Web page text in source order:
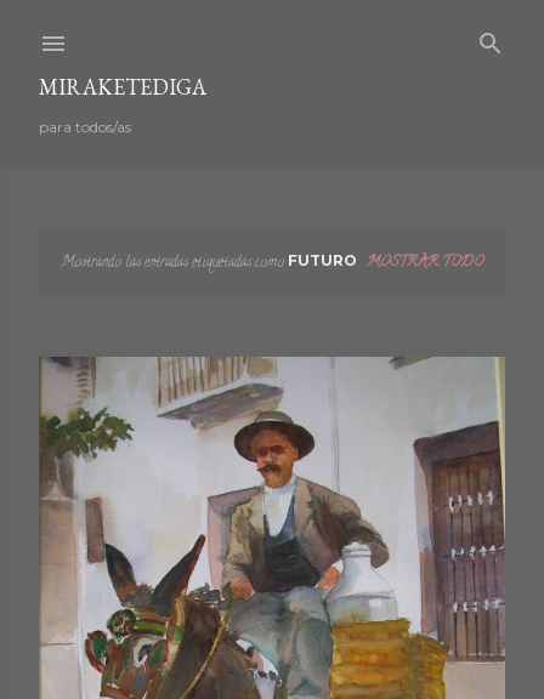
MIRAKETEDIGA
para todos/as
n
t
r
a
d
a
Mostrando las entradas etiquetadas como FUTURO MOSTRAR TODO